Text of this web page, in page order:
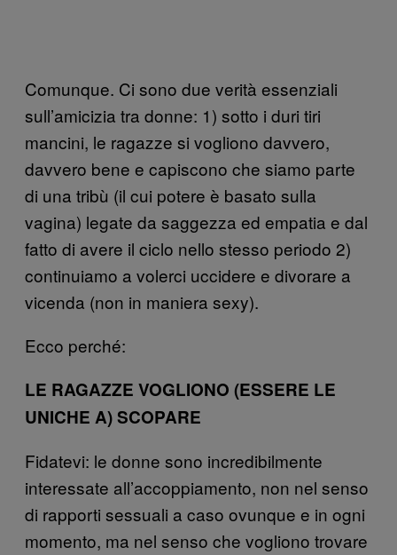
Comunque. Ci sono due verità essenziali
sull’amicizia tra donne: 1) sotto i duri tiri
mancini, le ragazze si vogliono davvero,
davvero bene e capiscono che siamo parte
di una tribù (il cui potere è basato sulla
vagina) legate da saggezza ed empatia e dal
fatto di avere il ciclo nello stesso periodo 2)
continuiamo a volerci uccidere e divorare a
vicenda (non in maniera sexy).
Ecco perché:
LE RAGAZZE VOGLIONO (ESSERE LE
UNICHE A) SCOPARE
Fidatevi: le donne sono incredibilmente
interessate all’accoppiamento, non nel senso
di rapporti sessuali a caso ovunque e in ogni
momento, ma nel senso che vogliono trovare